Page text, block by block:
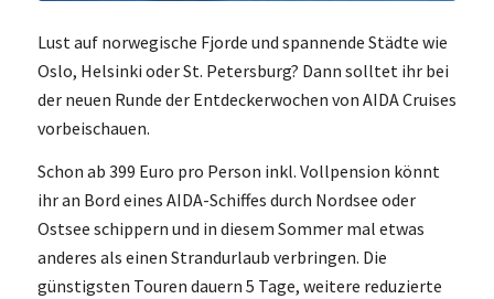
Lust auf norwegische Fjorde und spannende Städte wie
Oslo, Helsinki oder St. Petersburg? Dann solltet ihr bei
der neuen Runde der Entdeckerwochen von AIDA Cruises
vorbeischauen.
Schon ab 399 Euro pro Person inkl. Vollpension könnt
ihr an Bord eines AIDA-Schiffes durch Nordsee oder
Ostsee schippern und in diesem Sommer mal etwas
anderes als einen Strandurlaub verbringen. Die
günstigsten Touren dauern 5 Tage, weitere reduzierte